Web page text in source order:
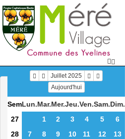
Juillet 2025
Aujourd'hui
SemLun.Mar.Mer.Jeu.Ven.Sam.Dim.
27
1 2 3 4 5
6
28
7 8 9 10 11 12
13